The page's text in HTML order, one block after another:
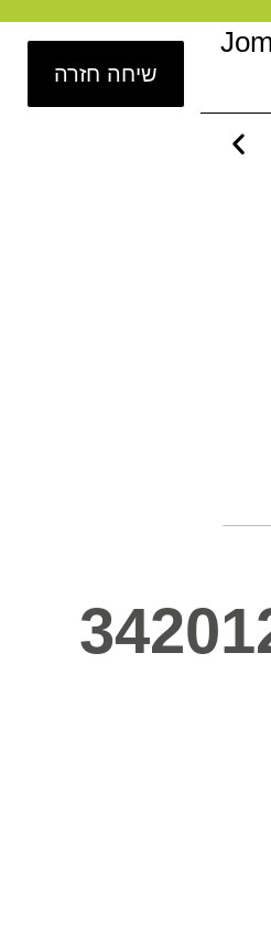
שיחה חזרה